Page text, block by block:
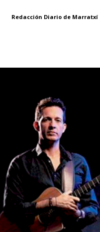
Redacción Diario de Marratxí